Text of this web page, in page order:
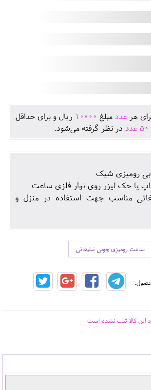
هرعدد مبلغ 10000 ريال و برای حداقل
50 عدد در نظر گرفته می‌شود.
رومیزی شیک
یا حک لیزر روی نوار فلزی ساعت
مناسب جهت استفاده در منزل و
ساعت رومیزی چوبی تبلیغاتی
این کالا ثبت نشده است